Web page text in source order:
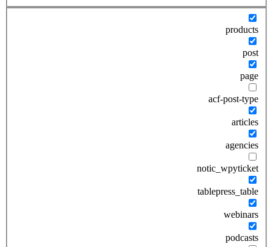
products
post
page
acf-post-type
articles
agencies
notic_wpyticket
tablepress_table
webinars
podcasts